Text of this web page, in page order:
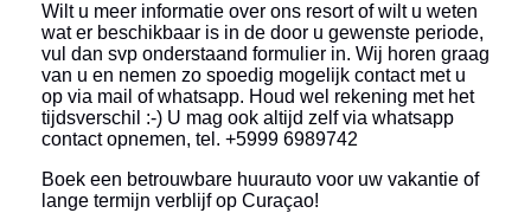
Wilt u meer informatie over ons resort of wilt u weten
wat er beschikbaar is in de door u gewenste periode,
vul dan svp onderstaand formulier in. Wij horen graag
van u en nemen zo spoedig mogelijk contact met u
op via mail of whatsapp. Houd wel rekening met het
tijdsverschil :-) U mag ook altijd zelf via whatsapp
contact opnemen, tel. +5999 6989742
Boek een betrouwbare huurauto voor uw vakantie of
lange termijn verblijf op Curaçao!